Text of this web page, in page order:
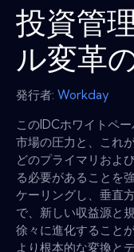
投資管
ル変革
発行者: Workday
このIDCホワイトペ
市場の圧力と、これ
どのプライマリおよ
る必要があることを
ケーリングし、垂直
で、新しい収益源と
徐々に進化すること
より根本的な変換と